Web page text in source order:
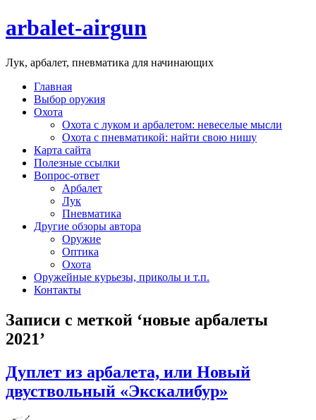
arbalet-airgun
Лук, арбалет, пневматика для начинающих
Главная
Выбор оружия
Охота
Охота с луком и арбалетом: невеселые мысли
Охота с пневматикой: найти свою нишу
Карта сайта
Полезные ссылки
Вопрос-ответ
Арбалет
Лук
Пневматика
Другие обзоры автора
Оружие
Оптика
Охота
Оружейные курьезы, приколы и т.п.
Контакты
Записи с меткой ‘новые арбалеты
2021’
Дуплет из арбалета, или Новый
двуствольный «Экскалибур»